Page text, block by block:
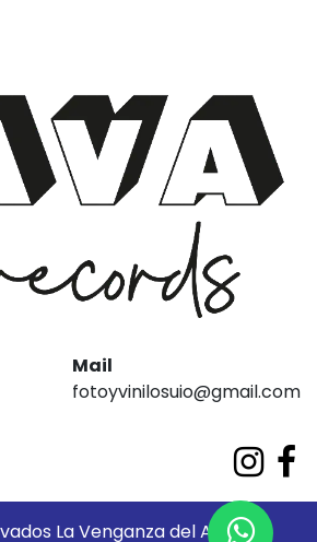
Mail
fotoyvinilosuio@gmail.com
La Venganza del Análogo